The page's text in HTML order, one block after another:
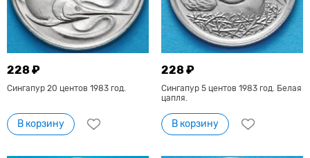
228 ₽
Сингапур 20 центов 1983 год.
В корзину
228 ₽
Сингапур 5 центов 1983 год. Белая
цапля.
В корзину